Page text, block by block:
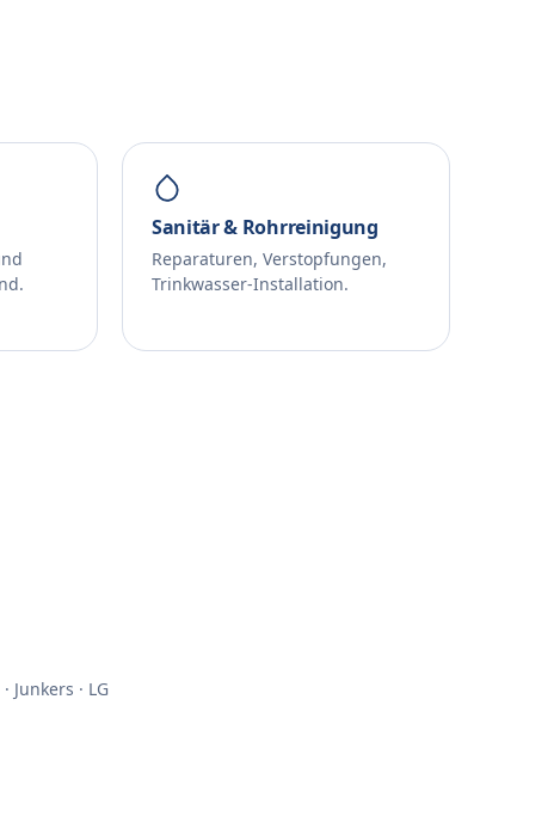
Sanitär & Rohrreinigung
Reparaturen, Verstopfungen,
Trinkwasser-Installation.
Junkers · LG